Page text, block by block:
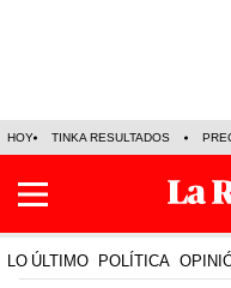
HOY TINKA RESULTADOS
LO ÚLTIMO POLÍTICA